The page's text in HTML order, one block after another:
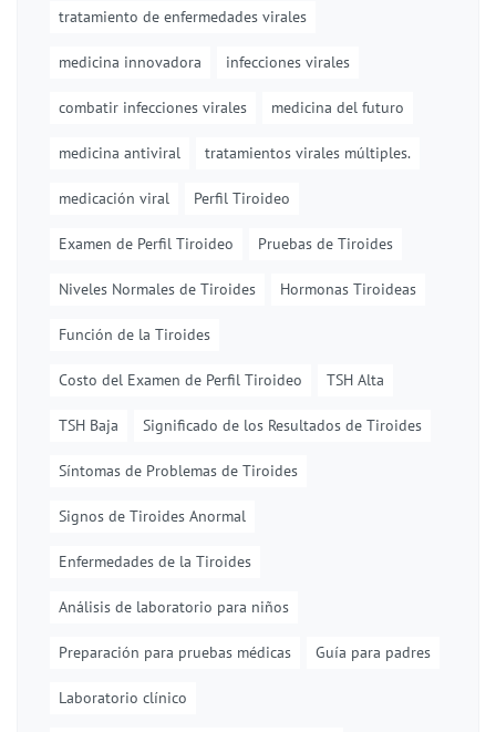
tratamiento de enfermedades virales
medicina innovadora infecciones virales
combatir infecciones virales medicina del futuro
medicina antiviral tratamientos virales múltiples.
medicación viral Perfil Tiroideo
Examen de Perfil Tiroideo Pruebas de Tiroides
Niveles Normales de Tiroides Hormonas Tiroideas
Función de la Tiroides
Costo del Examen de Perfil Tiroideo TSH Alta
TSH Baja Significado de los Resultados de Tiroides
Síntomas de Problemas de Tiroides
Signos de Tiroides Anormal
Enfermedades de la Tiroides
Análisis de laboratorio para niños
Preparación para pruebas médicas Guía para padres
Laboratorio clínico